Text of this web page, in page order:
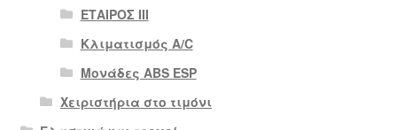
ΕΤΑΙΡΟΣ III
Κλιματισμός A/C
Μονάδες ABS ESP
Χειριστήρια στο τιμόνι